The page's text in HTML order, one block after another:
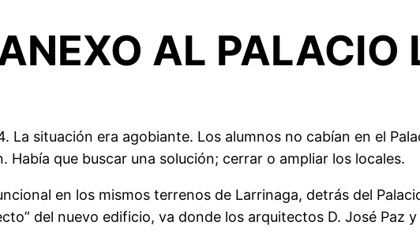
AL PALACIO
La situación era agobiante. Los alumnos no cabían en el
Había que buscar una solución; cerrar o ampliar los locales.
en los mismos terrenos de Larrinaga, detrás del
del nuevo edificio, va donde los arquitectos D. José Paz